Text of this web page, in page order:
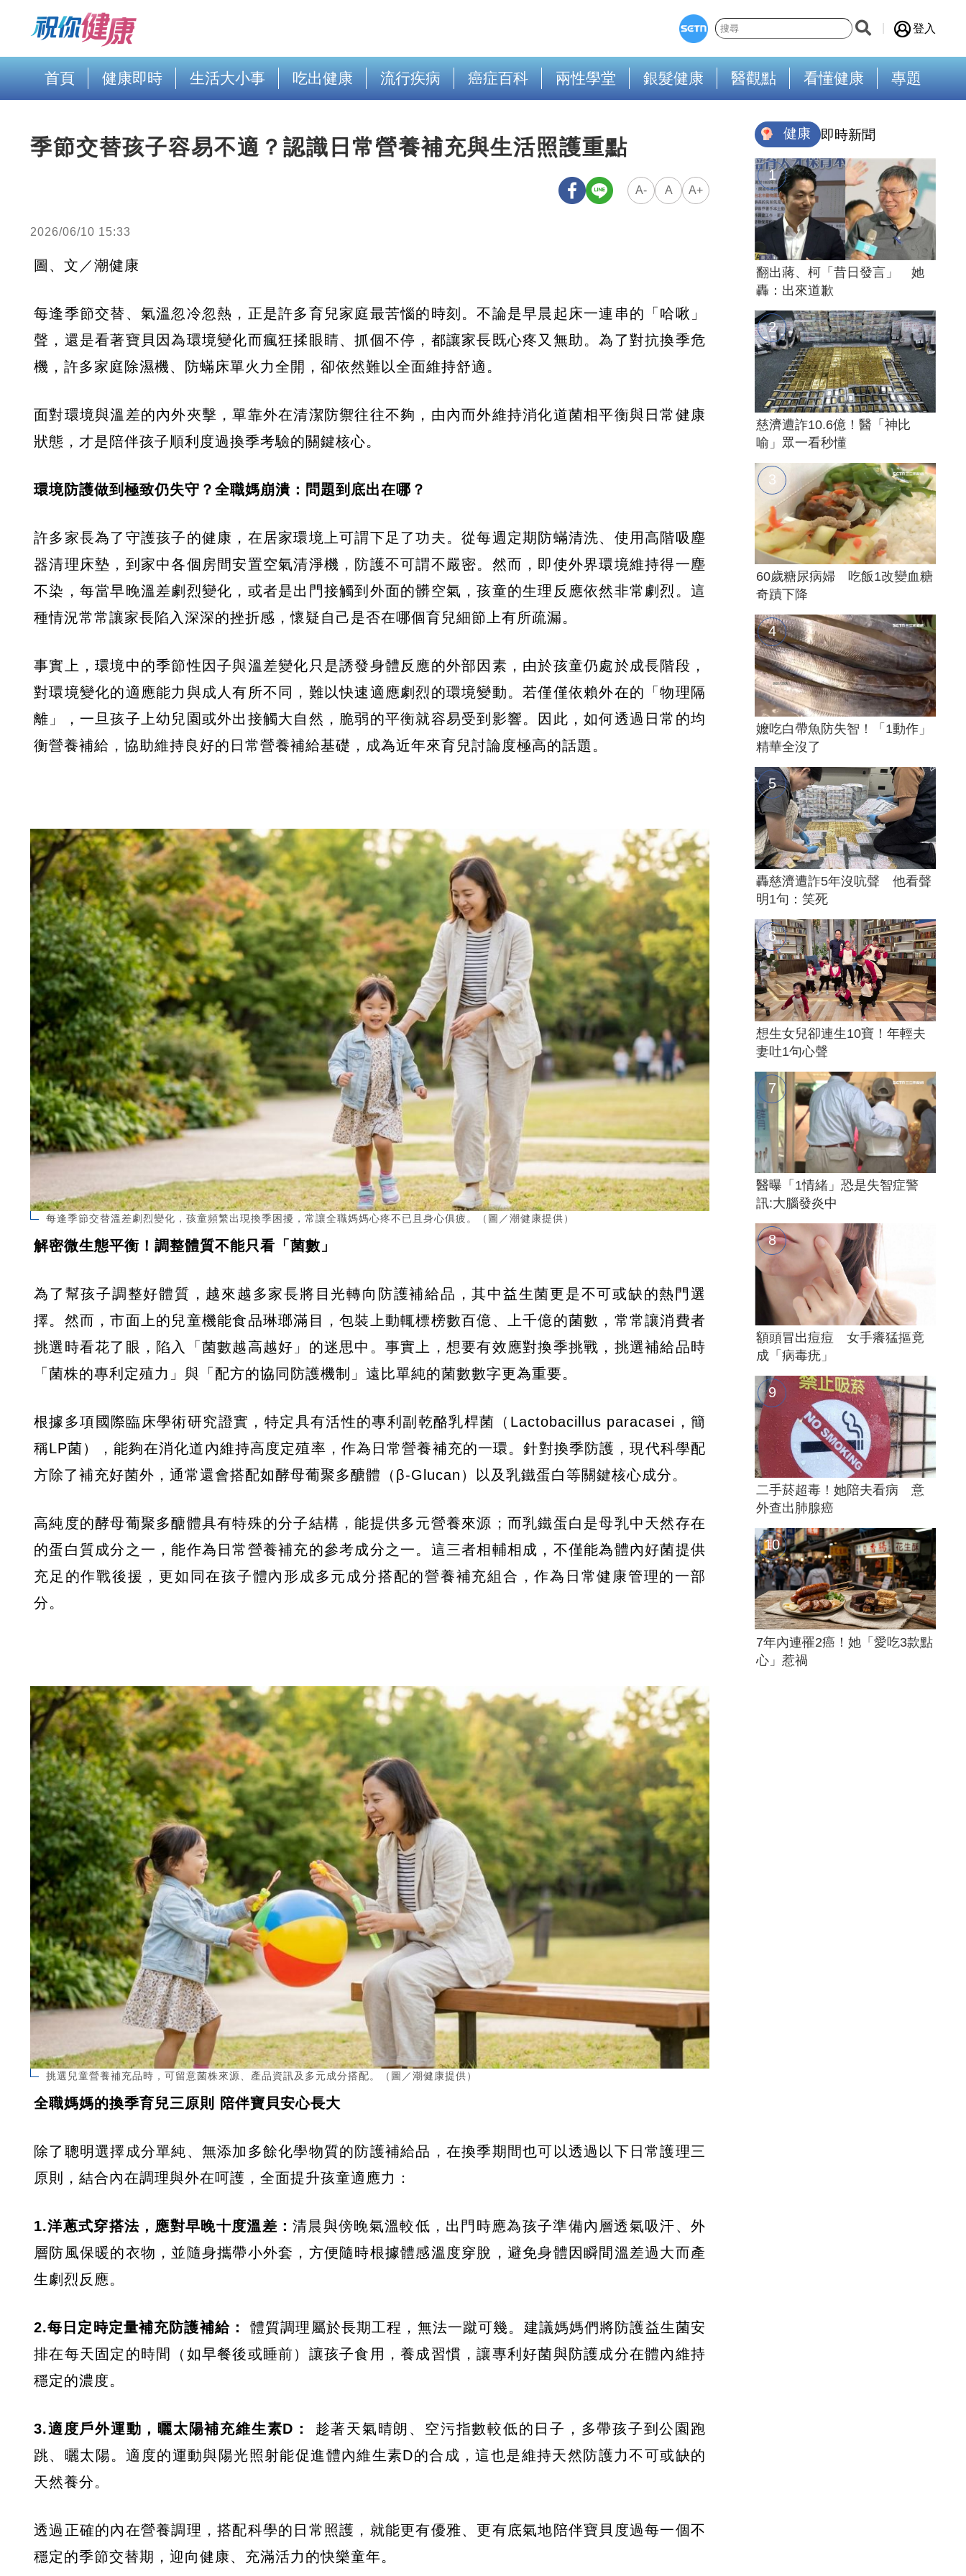
登入
首頁 健康即時 生活大小事 吃出健康 流行疾病 癌症百科 兩性學堂 銀髮健康 醫觀點 看懂健康 專題
季節交替孩子容易不適？認識日常營養補充與生活照護重點
A- A A+
2026/06/10 15:33
圖、文／潮健康
每逢季節交替、氣溫忽冷忽熱，正是許多育兒家庭最苦惱的時刻。不論是早晨起床一連串的「哈啾」
聲，還是看著寶貝因為環境變化而瘋狂揉眼睛、抓個不停，都讓家長既心疼又無助。為了對抗換季危
機，許多家庭除濕機、防蟎床單火力全開，卻依然難以全面維持舒適。
面對環境與溫差的內外夾擊，單靠外在清潔防禦往往不夠，由內而外維持消化道菌相平衡與日常健康
狀態，才是陪伴孩子順利度過換季考驗的關鍵核心。
環境防護做到極致仍失守？全職媽崩潰：問題到底出在哪？
許多家長為了守護孩子的健康，在居家環境上可謂下足了功夫。從每週定期防蟎清洗、使用高階吸塵
器清理床墊，到家中各個房間安置空氣清淨機，防護不可謂不嚴密。然而，即使外界環境維持得一塵
不染，每當早晚溫差劇烈變化，或者是出門接觸到外面的髒空氣，孩童的生理反應依然非常劇烈。這
種情況常常讓家長陷入深深的挫折感，懷疑自己是否在哪個育兒細節上有所疏漏。
事實上，環境中的季節性因子與溫差變化只是誘發身體反應的外部因素，由於孩童仍處於成長階段，
對環境變化的適應能力與成人有所不同，難以快速適應劇烈的環境變動。若僅僅依賴外在的「物理隔
離」，一旦孩子上幼兒園或外出接觸大自然，脆弱的平衡就容易受到影響。因此，如何透過日常的均
衡營養補給，協助維持良好的日常營養補給基礎，成為近年來育兒討論度極高的話題。
每逢季節交替溫差劇烈變化，孩童頻繁出現換季困擾，常讓全職媽媽心疼不已且身心俱疲。（圖／潮健康提供）
解密微生態平衡！調整體質不能只看「菌數」
為了幫孩子調整好體質，越來越多家長將目光轉向防護補給品，其中益生菌更是不可或缺的熱門選
擇。然而，市面上的兒童機能食品琳瑯滿目，包裝上動輒標榜數百億、上千億的菌數，常常讓消費者
挑選時看花了眼，陷入「菌數越高越好」的迷思中。事實上，想要有效應對換季挑戰，挑選補給品時
「菌株的專利定殖力」與「配方的協同防護機制」遠比單純的菌數數字更為重要。
根據多項國際臨床學術研究證實，特定具有活性的專利副乾酪乳桿菌（Lactobacillus paracasei，簡
稱LP菌），能夠在消化道內維持高度定殖率，作為日常營養補充的一環。針對換季防護，現代科學配
方除了補充好菌外，通常還會搭配如酵母葡聚多醣體（β-Glucan）以及乳鐵蛋白等關鍵核心成分。
高純度的酵母葡聚多醣體具有特殊的分子結構，能提供多元營養來源；而乳鐵蛋白是母乳中天然存在
的蛋白質成分之一，能作為日常營養補充的參考成分之一。這三者相輔相成，不僅能為體內好菌提供
充足的作戰後援，更如同在孩子體內形成多元成分搭配的營養補充組合，作為日常健康管理的一部
分。
挑選兒童營養補充品時，可留意菌株來源、產品資訊及多元成分搭配。（圖／潮健康提供）
全職媽媽的換季育兒三原則 陪伴寶貝安心長大
除了聰明選擇成分單純、無添加多餘化學物質的防護補給品，在換季期間也可以透過以下日常護理三
原則，結合內在調理與外在呵護，全面提升孩童適應力：
1.洋蔥式穿搭法，應對早晚十度溫差：清晨與傍晚氣溫較低，出門時應為孩子準備內層透氣吸汗、外
層防風保暖的衣物，並隨身攜帶小外套，方便隨時根據體感溫度穿脫，避免身體因瞬間溫差過大而產
生劇烈反應。
2.每日定時定量補充防護補給：
體質調理屬於長期工程，無法一蹴可幾。建議媽媽們將防護益生菌安
排在每天固定的時間（如早餐後或睡前）讓孩子食用，養成習慣，讓專利好菌與防護成分在體內維持
穩定的濃度。
3.適度戶外運動，曬太陽補充維生素D：
趁著天氣晴朗、空污指數較低的日子，多帶孩子到公園跑
跳、曬太陽。適度的運動與陽光照射能促進體內維生素D的合成，這也是維持天然防護力不可或缺的
天然養分。
透過正確的內在營養調理，搭配科學的日常照護，就能更有優雅、更有底氣地陪伴寶貝度過每一個不
穩定的季節交替期，迎向健康、充滿活力的快樂童年。
健康 即時新聞
翻出蔣、柯「昔日發言」 她
轟：出來道歉
慈濟遭詐10.6億！醫「神比
喻」眾一看秒懂
60歲糖尿病婦 吃飯1改變血糖
奇蹟下降
嬤吃白帶魚防失智！「1動作」
精華全沒了
轟慈濟遭詐5年沒吭聲 他看聲
明1句：笑死
想生女兒卻連生10寶！年輕夫
妻吐1句心聲
醫曝「1情緒」恐是失智症警
訊:大腦發炎中
額頭冒出痘痘 女手癢猛摳竟
成「病毒疣」
二手菸超毒！她陪夫看病 意
外查出肺腺癌
7年內連罹2癌！她「愛吃3款點
心」惹禍